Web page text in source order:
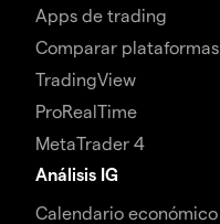
Apps de trading
Comparar plataformas
TradingView
ProRealTime
MetaTrader 4
Análisis IG
Calendario económico